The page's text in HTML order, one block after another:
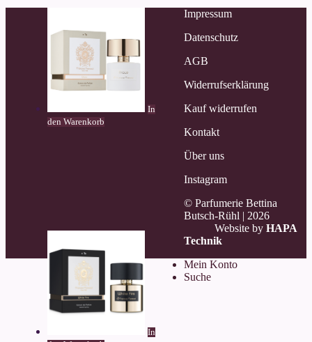
In
den Warenkorb
In
Impressum
Datenschutz
AGB
Widerrufserklärung
Kauf widerrufen
Kontakt
Über uns
Instagram
© Parfumerie Bettina
Butsch-Rühl | 2026
Website byHAPA
Technik
Mein Konto
Suche